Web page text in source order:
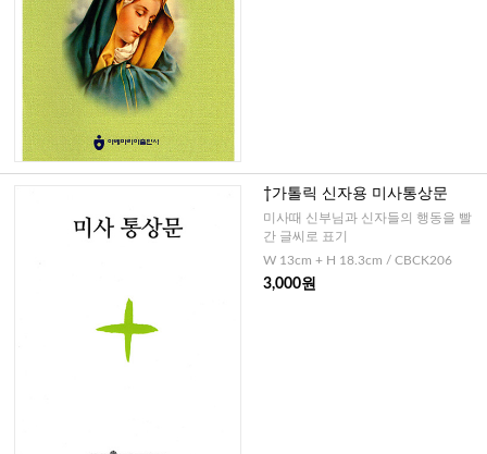
†가톨릭 신자용 미사통상문
미사때 신부님과 신자들의 행동을 빨
간 글씨로 표기
W 13cm + H 18.3cm / CBCK206
3,000원